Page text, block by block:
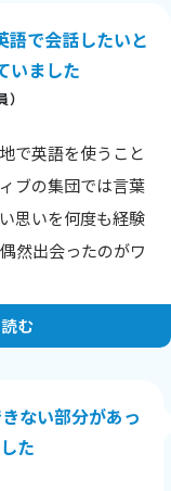
語で会話したいと
いました
で英語を使うこと
ブの集団では言葉
思いを何度も経験
然出会ったのがワ
近況報告をしなが
ィブらしい表現を
目指し、ネイティ
標に頑張っていま
む
ない部分があっ
た